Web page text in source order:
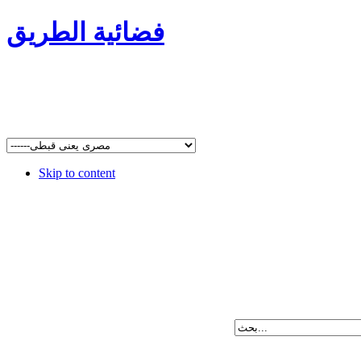
فضائية الطريق
Skip to content